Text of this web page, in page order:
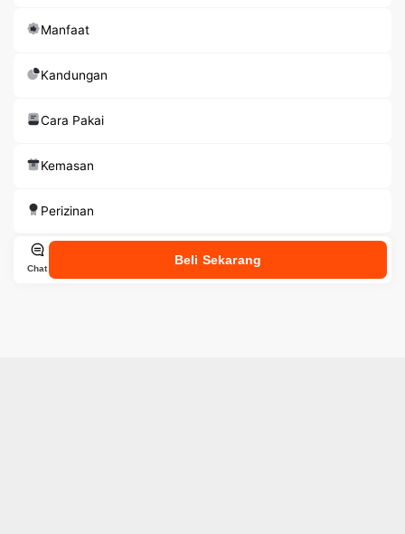
Manfaat
Kandungan
Cara Pakai
Kemasan
Perizinan
Chat
Beli Sekarang